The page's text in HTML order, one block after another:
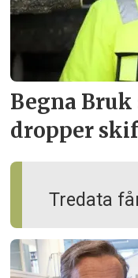
Tredata
Begna Bruk
dropper